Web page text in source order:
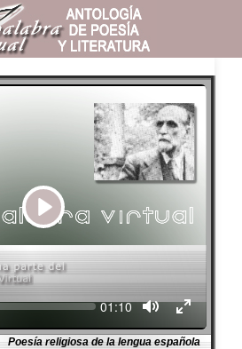
Play
Seek Current
01:10
Poesía religiosa de la lengua española